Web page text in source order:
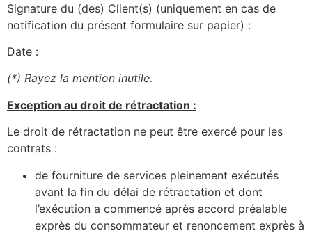
Signature du (des) Client(s) (uniquement en cas de
notification du présent formulaire sur papier) :
Date :
(*) Rayez la mention inutile.
Exception au droit de rétractation :
Le droit de rétractation ne peut être exercé pour les
contrats :
de fourniture de services pleinement exécutés
avant la fin du délai de rétractation et dont
l’exécution a commencé après accord préalable
exprès du consommateur et renoncement exprès à